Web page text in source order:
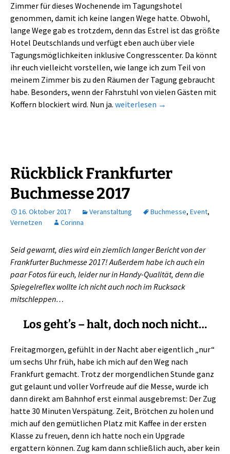
Zimmer für dieses Wochenende im Tagungshotel
genommen, damit ich keine langen Wege hatte. Obwohl,
lange Wege gab es trotzdem, denn das Estrel ist das größte
Hotel Deutschlands und verfügt eben auch über viele
Tagungsmöglichkeiten inklusive Congresscenter. Da könnt
ihr euch vielleicht vorstellen, wie lange ich zum Teil von
meinem Zimmer bis zu den Räumen der Tagung gebraucht
habe. Besonders, wenn der Fahrstuhl von vielen Gästen mit
Koffern blockiert wird. Nun ja. Buch Berlin 2017 – mein
weiterlesen →
Rückblick Frankfurter
Buchmesse 2017
16. Oktober 2017 Veranstaltung Buchmesse, Event,
Vernetzen
Corinna
Seid gewarnt, dies wird ein ziemlich langer Bericht von der
Frankfurter Buchmesse 2017! Außerdem habe ich auch ein
paar Fotos für euch, leider nur in Handy-Qualität, denn die
Spiegelreflex wollte ich nicht auch noch im Rucksack
mitschleppen…
Los geht’s – halt, doch noch nicht…
Freitagmorgen, gefühlt in der Nacht aber eigentlich „nur“
um sechs Uhr früh, habe ich mich auf den Weg nach
Frankfurt gemacht. Trotz der morgendlichen Stunde ganz
gut gelaunt und voller Vorfreude auf die Messe, wurde ich
dann direkt am Bahnhof erst einmal ausgebremst: Der Zug
hatte 30 Minuten Verspätung. Zeit, Brötchen zu holen und
mich auf den gemütlichen Platz mit Kaffee in der ersten
Klasse zu freuen, denn ich hatte noch ein Upgrade
ergattern können. Zug kam dann schließlich auch, aber kein